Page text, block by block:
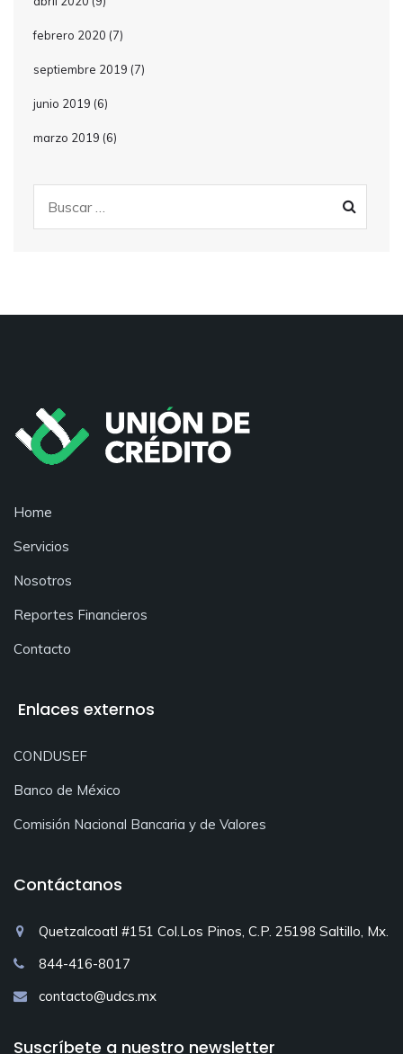
febrero 2020 (7)
septiembre 2019 (7)
junio 2019 (6)
marzo 2019 (6)
Home
Servicios
Nosotros
Reportes Financieros
Contacto
Enlaces externos
CONDUSEF
Banco de México
Comisión Nacional Bancaria y de Valores
Contáctanos
Quetzalcoatl #151 Col.Los Pinos, C.P. 25198 Saltillo, Mx.
844-416-8017
contacto@udcs.mx
Suscríbete a nuestro newsletter